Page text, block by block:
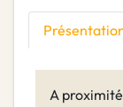
A proximité